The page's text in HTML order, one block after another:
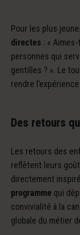
Pour les plus
directes : «
personnes qui
gentilles ? ». Le
rendre
Des retours
Les retours des
reflètent leurs
directement
programme qui
convivialité à la
globale du métier